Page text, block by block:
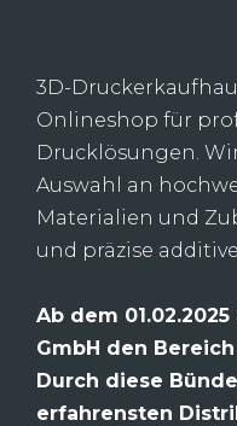
3D-
Onlineshop für
Drucklösungen.
Auswahl an
Materialien und
und präzise
Ab dem
GmbH den
Durch diese
erfahrensten